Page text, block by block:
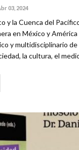
03, 2024
y la Cuenca del
en México y América
y multidisciplinario de
la cultura, el